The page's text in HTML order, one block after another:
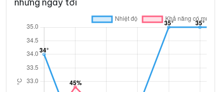
những ngày tới